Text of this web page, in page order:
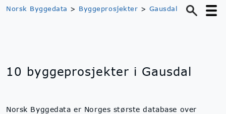
Norsk Byggedata > Byggeprosjekter > Gausdal
10 byggeprosjekter i Gausdal
Norsk Byggedata er Norges største database over